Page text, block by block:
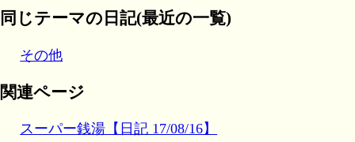
同じテーマの日記(最近の一覧)
その他
関連ページ
スーパー銭湯【日記 17/08/16】